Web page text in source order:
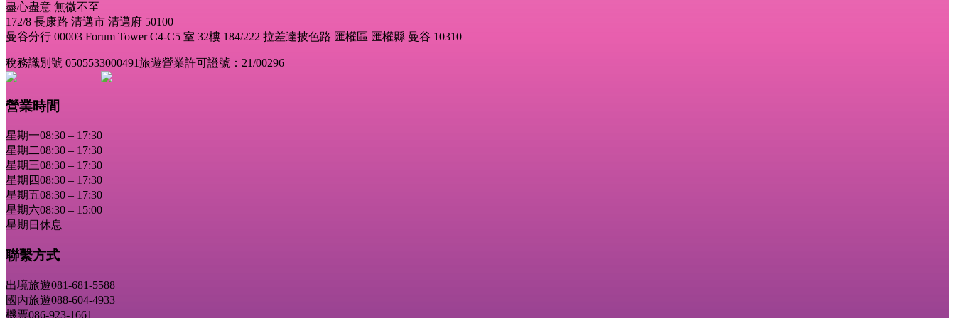
盡心盡意 無微不至
172/8 長康路 清邁市 清邁府 50100
曼谷分行 00003 Forum Tower C4-C5 室 32樓 184/222 拉差達披色路 匯權區 匯權縣 曼谷 10310
稅務識別號 0505533000491旅遊營業許可證號：21/00296
營業時間
星期一08:30 – 17:30
星期二08:30 – 17:30
星期三08:30 – 17:30
星期四08:30 – 17:30
星期五08:30 – 17:30
星期六08:30 – 15:00
星期日 休息
聯繫方式
出境旅遊081-681-5588
國內旅遊088-604-4933
機票086-923-1661